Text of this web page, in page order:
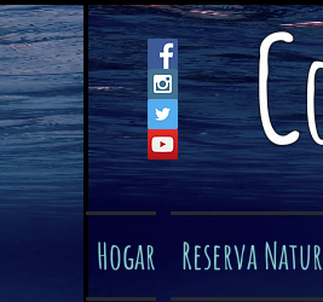
C
Hogar Reserva